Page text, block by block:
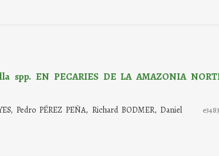
spp. EN PECARIES DE LA AMAZONIA
Pedro PÉREZ PEÑA, Richard BODMER, Daniel